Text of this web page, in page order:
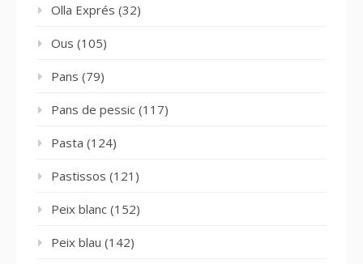
Olla Exprés (32)
Ous (105)
Pans (79)
Pans de pessic (117)
Pasta (124)
Pastissos (121)
Peix blanc (152)
Peix blau (142)